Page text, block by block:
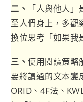
二、
「人與他人
至人們身上，多觀
換位思考「如果我
三、使用閱讀策略
要將讀過的文本變
ORID、4F法、